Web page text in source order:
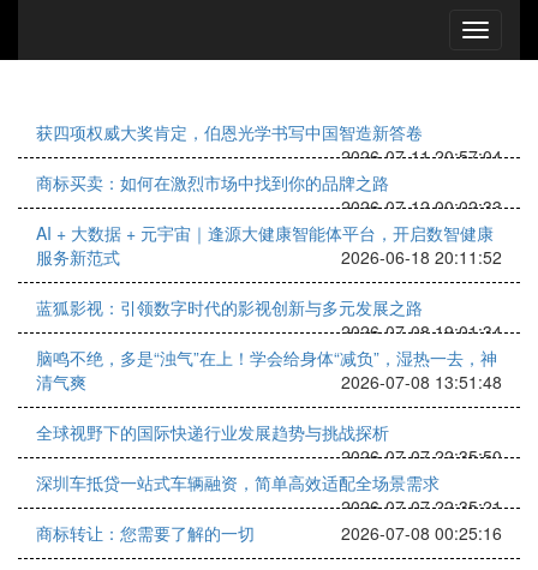
获四项权威大奖肯定，伯恩光学书写中国智造新答卷
2026-07-11 20:57:04
商标买卖：如何在激烈市场中找到你的品牌之路
2026-07-12 00:02:33
AI + 大数据 + 元宇宙｜逢源大健康智能体平台，开启数智健康
服务新范式
2026-06-18 20:11:52
蓝狐影视：引领数字时代的影视创新与多元发展之路
2026-07-08 19:01:34
脑鸣不绝，多是“浊气”在上！学会给身体“减负”，湿热一去，神
清气爽
2026-07-08 13:51:48
全球视野下的国际快递行业发展趋势与挑战探析
2026-07-07 22:35:50
深圳车抵贷一站式车辆融资，简单高效适配全场景需求
2026-07-07 22:35:21
商标转让：您需要了解的一切
2026-07-08 00:25:16